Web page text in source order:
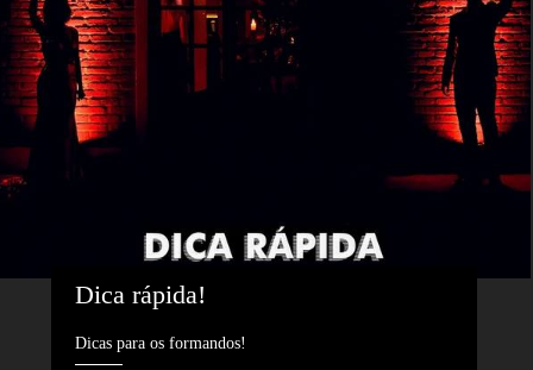
Dica rápida!
Dicas para os formandos!